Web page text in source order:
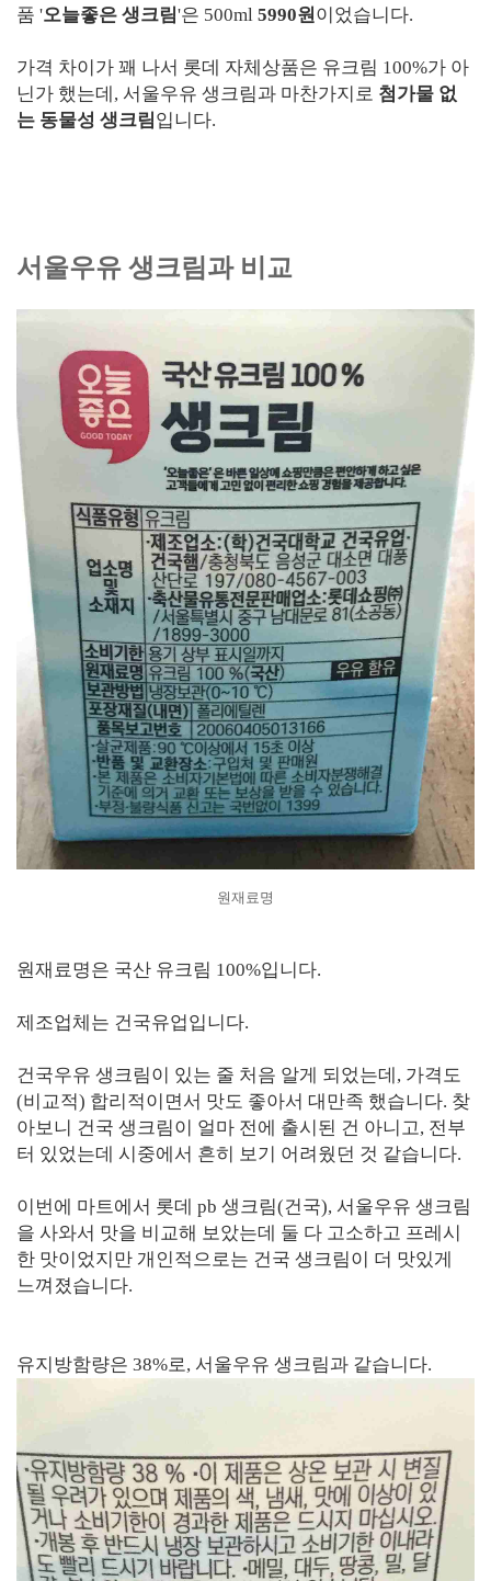
품 '오늘좋은 생크림'은 500ml 5990원이었습니다.
가격 차이가 꽤 나서 롯데 자체상품은 유크림 100%가 아
닌가 했는데, 서울우유 생크림과 마찬가지로 첨가물 없
는 동물성 생크림입니다.
서울우유 생크림과 비교
원재료명
원재료명은 국산 유크림 100%입니다.
제조업체는 건국유업입니다.
건국우유 생크림이 있는 줄 처음 알게 되었는데, 가격도
(비교적) 합리적이면서 맛도 좋아서 대만족 했습니다. 찾
아보니 건국 생크림이 얼마 전에 출시된 건 아니고, 전부
터 있었는데 시중에서 흔히 보기 어려웠던 것 같습니다.
이번에 마트에서 롯데 pb 생크림(건국), 서울우유 생크림
을 사와서 맛을 비교해 보았는데 둘 다 고소하고 프레시
한 맛이었지만 개인적으로는 건국 생크림이 더 맛있게
느껴졌습니다.
유지방함량은 38%로, 서울우유 생크림과 같습니다.